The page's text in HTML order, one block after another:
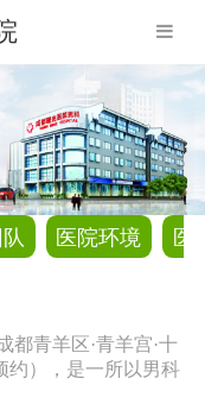
医院环境 医
都青羊区·青羊宫·十
约），是一所以男科